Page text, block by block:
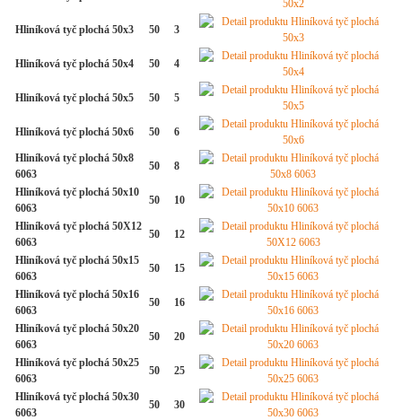
Hliníková tyč plochá 50x3 50 3
Hliníková tyč plochá 50x4 50 4
Hliníková tyč plochá 50x5 50 5
Hliníková tyč plochá 50x6 50 6
Hliníková tyč plochá 50x8
6063
50 8
Hliníková tyč plochá 50x10
6063
50 10
Hliníková tyč plochá 50X12
6063
50 12
Hliníková tyč plochá 50x15
6063
50 15
Hliníková tyč plochá 50x16
6063
50 16
Hliníková tyč plochá 50x20
6063
50 20
Hliníková tyč plochá 50x25
6063
50 25
Hliníková tyč plochá 50x30
6063
50 30